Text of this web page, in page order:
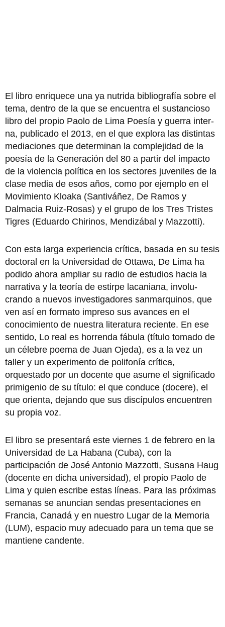
El libro enriquece una ya nutrida bibliografía sobre el
tema, dentro de la que se encuentra el sustancioso
libro del propio Paolo de Lima Poesía y guerra inter­
na, publicado el 2013, en el que explora las distintas
mediaciones que determi­nan la complejidad de la
poesía de la Generación del 80 a partir del impacto
de la violencia política en los sec­tores juveniles de la
clase me­dia de esos años, como por ejemplo en el
Movimiento Kloaka (Santiváñez, De Ra­mos y
Dalmacia Ruiz-Rosas) y el grupo de los Tres Tristes
Tigres (Eduardo Chirinos, Mendizábal y Mazzotti).
Con esta larga experiencia crítica, basada en su tesis
doctoral en la Universidad de Ottawa, De Lima ha
podido ahora ampliar su radio de estudios hacia la
narrativa y la teoría de estirpe lacaniana, involu­
crando a nuevos investigado­res sanmarquinos, que
ven así en formato impreso sus avances en el
conocimien­to de nuestra literatura reciente. En ese
sentido, Lo real es horrenda fábula (tí­tulo tomado de
un célebre poema de Juan Ojeda), es a la vez un
taller y un experi­mento de polifonía crítica,
orquestado por un docente que asume el significado
primigenio de su título: el que conduce (docere), el
que orienta, dejando que sus discípulos encuentren
su propia voz.
El libro se presentará este viernes 1 de febrero en la
Universidad de La Habana (Cuba), con la
participación de José Antonio Mazzotti, Susana Haug
(docente en dicha universidad), el pro­pio Paolo de
Lima y quien escribe estas líneas. Para las próximas
semanas se anuncian sendas presenta­ciones en
Francia, Canadá y en nuestro Lugar de la Me­moria
(LUM), espacio muy adecuado para un tema que se
mantiene candente.